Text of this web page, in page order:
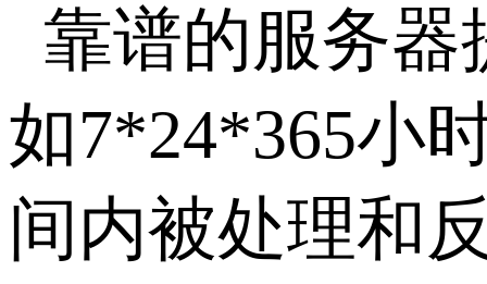
靠谱的服务器
如7*24*365小
间内被处理和